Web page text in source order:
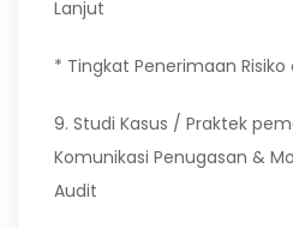
Lanjut
* Tingkat Penerimaan
9. Studi Kasus / Praktek
Komunikasi Penugasan &
Audit